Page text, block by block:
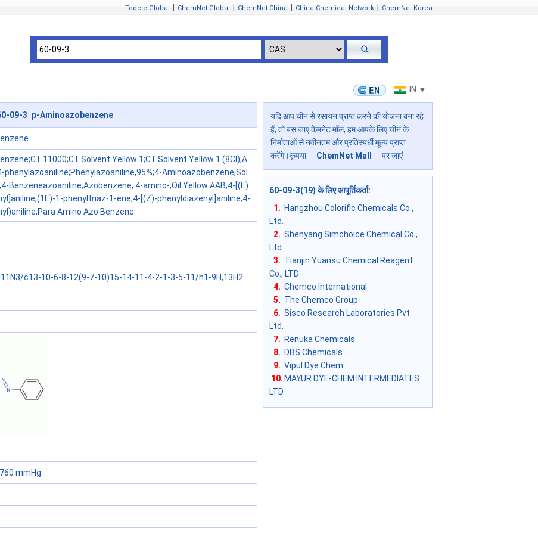
Toocle Global ChemNet Global ChemNet China China Chemical Network ChemNet Korea
IN ▼
09-3 p-Aminoazobenzene
11000;C.I. Solvent Yellow 1;C.I. Solvent Yellow 1 (8CI);A
phenylazoaniline;Phenylazoaniline,95%;4-Aminoazobenzene;Sol
Benzeneazoaniline;Azobenzene, 4-amino-;Oil Yellow AAB;4-[(E)
1-phenyltriaz-1-ene;4-[(Z)-phenyldiazenyl]aniline;4-
Amino Azo Benzene
c13-10-6-8-12(9-7-10)15-14-11-4-2-1-3-5-11/h1-9H,13H2
mmHg
यदि आप चीन से रसायन प्राप्त करने की योजना बना रहे
हैं, तो बस जाएं केमनेट मॉल, हम आपके लिए चीन के
निर्माताओं से नवीनतम और प्रतिस्पर्धी मूल्य प्राप्त
करेंगे।कृपया
ChemNet Mall पर जाएं
60-09-3(19) के लिए आपूर्तिकर्ता:
1. Hangzhou Colorific Chemicals Co.,
Ltd.
2. Shenyang Simchoice Chemical Co.,
Ltd.
3. Tianjin Yuansu Chemical Reagent
Co., LTD
4. Chemco International
5. The Chemco Group
6. Sisco Research Laboratories Pvt.
Ltd.
7. Renuka Chemicals.
8. DBS Chemicals
9. Vipul Dye Chem
10. MAYUR DYE-CHEM INTERMEDIATES
LTD